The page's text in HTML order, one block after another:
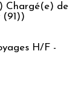
Chargé(e) de
(91))
H/F -